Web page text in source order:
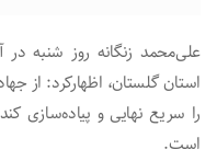
علی‌محمد زنگانه روز شنبه
استان گلستان، اظهارکرد: از
را سریع نهایی و پیاده‌سازی
است.